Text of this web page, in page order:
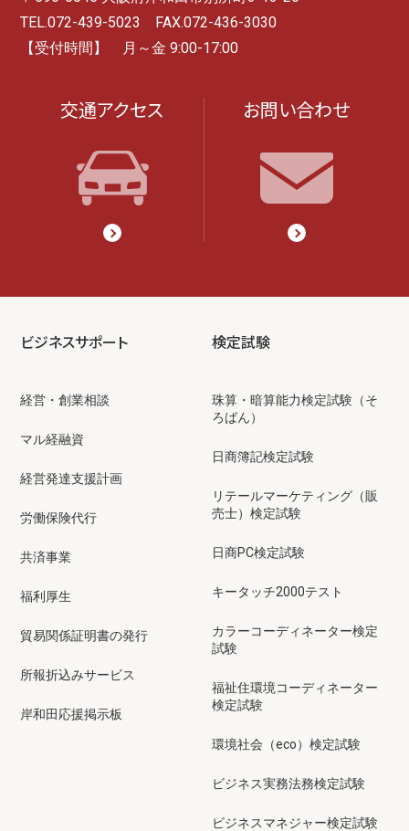
TEL.072-439-5023 FAX.072-436-3030
【受付時間】 月～金 9:00-17:00
交通アクセス お問い合わせ
ビジネスサポート
経営・創業相談
マル経融資
経営発達支援計画
労働保険代行
共済事業
福利厚生
貿易関係証明書の発行
所報折込みサービス
岸和田応援掲示板
検定試験
珠算・暗算能力検定試験（そ
ろばん）
日商簿記検定試験
リテールマーケティング（販
売士）検定試験
日商PC検定試験
キータッチ2000テスト
カラーコーディネーター検定
試験
福祉住環境コーディネーター
検定試験
環境社会（eco）検定試験
ビジネス実務法務検定試験
ビジネスマネジャー検定試験